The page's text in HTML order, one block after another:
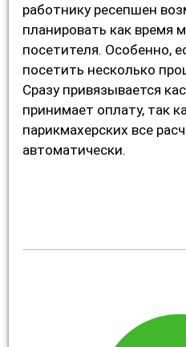
работнику ресепшен
планировать как время
посетителя. Особенно,
посетить несколько
Сразу привязывается
принимает оплату, так
парикмахерских все
автоматически.